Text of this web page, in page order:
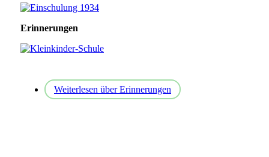
Erinnerungen
Weiterlesen über Erinnerungen